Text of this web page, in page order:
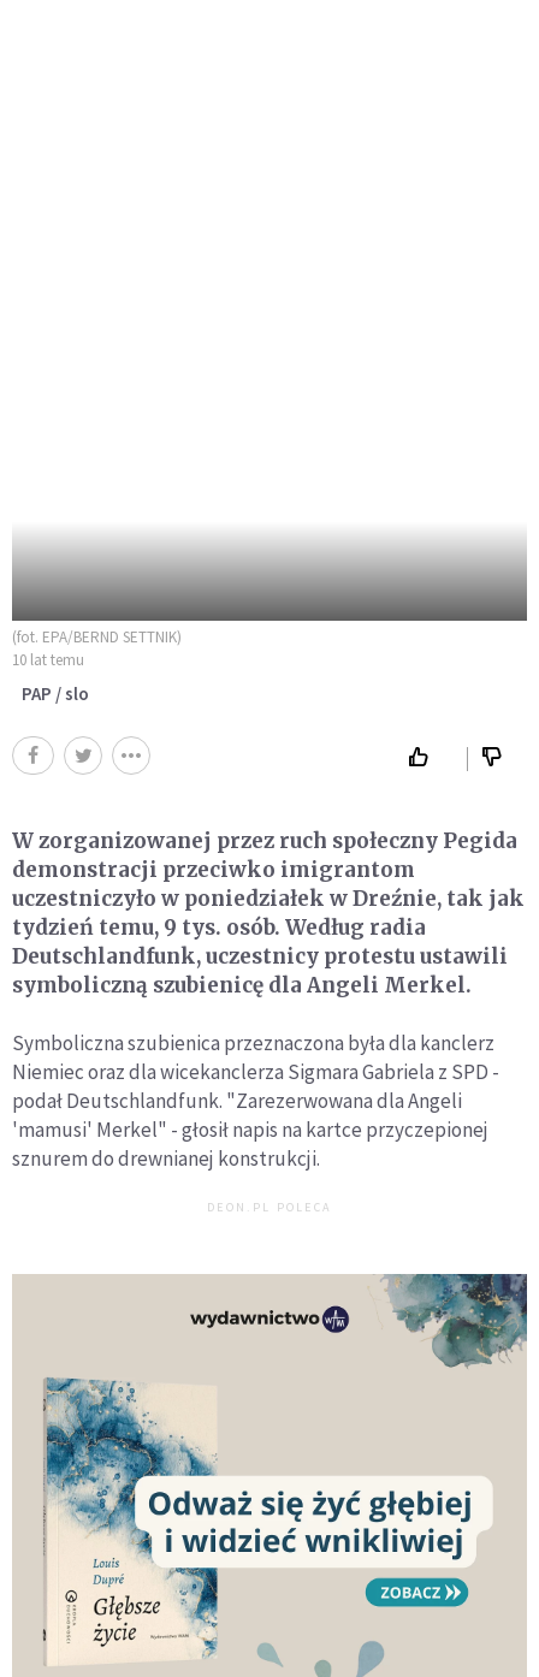
(fot. EPA/BERND SETTNIK)
10 lat temu
PAP / slo
W zorganizowanej przez ruch społeczny Pegida
demonstracji przeciwko imigrantom
uczestniczyło w poniedziałek w Dreźnie, tak jak
tydzień temu, 9 tys. osób. Według radia
Deutschlandfunk, uczestnicy protestu ustawili
symboliczną szubienicę dla Angeli Merkel.
Symboliczna szubienica przeznaczona była dla kanclerz
Niemiec oraz dla wicekanclerza Sigmara Gabriela z SPD -
podał Deutschlandfunk. "Zarezerwowana dla Angeli
'mamusi' Merkel" - głosił napis na kartce przyczepionej
sznurem do drewnianej konstrukcji.
DEON.PL POLECA